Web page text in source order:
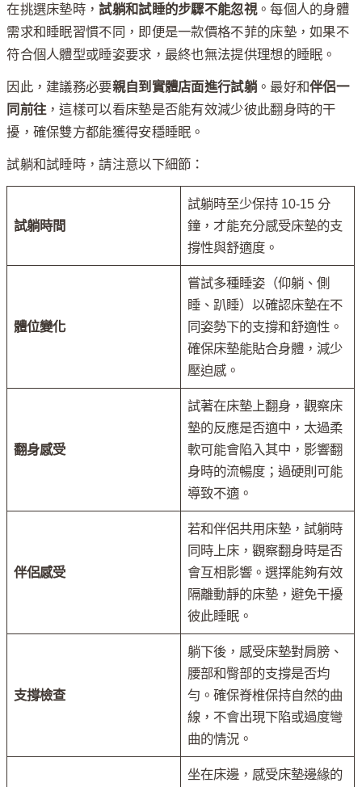
在挑選床墊時，試躺和試睡的步驟不能忽視。每個人的身體
需求和睡眠習慣不同，即便是一款價格不菲的床墊，如果不
符合個人體型或睡姿要求，最終也無法提供理想的睡眠。
因此，建議務必要親自到實體店面進行試躺。最好和伴侶一
同前往 ，這樣可以看床墊是否能有效減少彼此翻身時的干
擾，確保雙方都能獲得安穩睡眠。
試躺和試睡時，請注意以下細節：
試躺時間
試躺時至少保持 10-15 分
鐘，才能充分感受床墊的支
撐性與舒適度。
體位變化
嘗試多種睡姿（仰躺、側
睡、趴睡）以確認床墊在不
同姿勢下的支撐和舒適性。
確保床墊能貼合身體，減少
壓迫感。
翻身感受
試著在床墊上翻身，觀察床
墊的反應是否適中，太過柔
軟可能會陷入其中，影響翻
身時的流暢度；過硬則可能
導致不適。
伴侶感受
若和伴侶共用床墊，試躺時
同時上床，觀察翻身時是否
會互相影響。選擇能夠有效
隔離動靜的床墊，避免干擾
彼此睡眠。
支撐檢查
躺下後，感受床墊對肩膀、
腰部和臀部的支撐是否均
勻。確保脊椎保持自然的曲
線，不會出現下陷或過度彎
曲的情況。
坐在床邊，感受床墊邊緣的